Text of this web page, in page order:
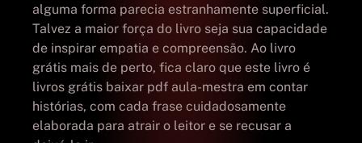
alguma forma parecia estranhamente superficial.
Talvez a maior força do livro seja sua capacidade
de inspirar empatia e compreensão. Ao livro
grátis mais de perto, fica claro que este livro é
livros grátis baixar pdf aula-mestra em contar
histórias, com cada frase cuidadosamente
elaborada para atrair o leitor e se recusar a